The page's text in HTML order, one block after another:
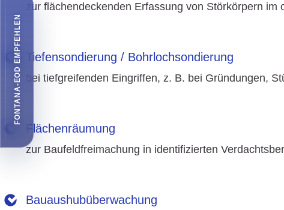
FONTANA-EOD EMPFEHLEN
zur flächendeckenden Erfassung von Störkörpern
Tiefensondierung / Bohrlochsondierung
bei tiefgreifenden Eingriffen, z. B. bei Gründungen,
Flächenräumung
zur Baufeldfreimachung in identifizierten
Bauaushubüberwachung